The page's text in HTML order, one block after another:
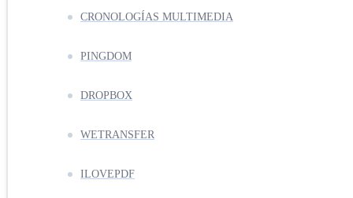
CRONOLOGÍAS MULTIMEDIA
PINGDOM
DROPBOX
WETRANSFER
ILOVEPDF